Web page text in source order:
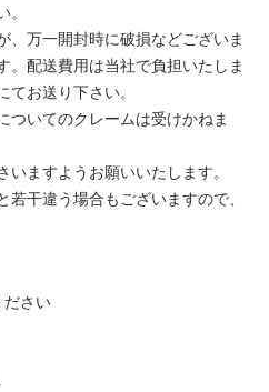
、万一開封時に破損などございま
。配送費用は当社で負担いたしま
お送り下さい。
ついてのクレームは受けかねま
ますようお願いいたします。
干違う場合もございますので、
ださい